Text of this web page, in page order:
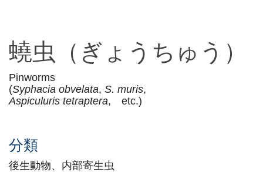
蟯虫（ぎょうちゅう）
Pinworms
(Syphacia obvelata, S. muris,
Aspiculuris tetraptera, etc.)
分類
後生動物、内部寄生虫